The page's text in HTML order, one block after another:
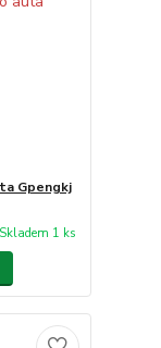
Gpengkj
Skladem 1 ks